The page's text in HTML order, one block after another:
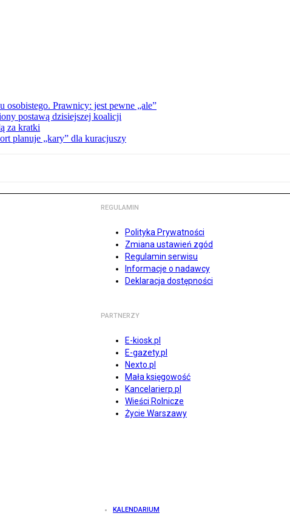
Prawnicy: jest pewne „ale”
postawą dzisiejszej koalicji
za kratki
planuje „kary” dla kuracjuszy
REGULAMIN
Polityka Prywatności
Zmiana ustawień zgód
Regulamin serwisu
Informacje o nadawcy
Deklaracja dostępności
PARTNERZY
E-kiosk.pl
E-gazety.pl
Nexto.pl
Mała księgowość
Kancelarierp.pl
Wieści Rolnicze
Życie Warszawy
KALENDARIUM